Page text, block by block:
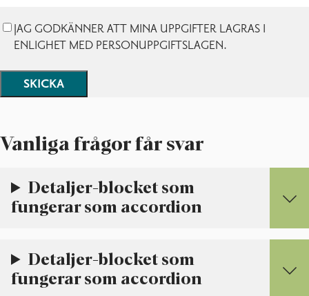
GDPR-
bekräftelse
JAG GODKÄNNER ATT MINA UPPGIFTER LAGRAS I
ENLIGHET MED PERSONUPPGIFTSLAGEN.
Vanliga frågor får svar
Detaljer-blocket som
fungerar som accordion
Detaljer-blocket som
fungerar som accordion